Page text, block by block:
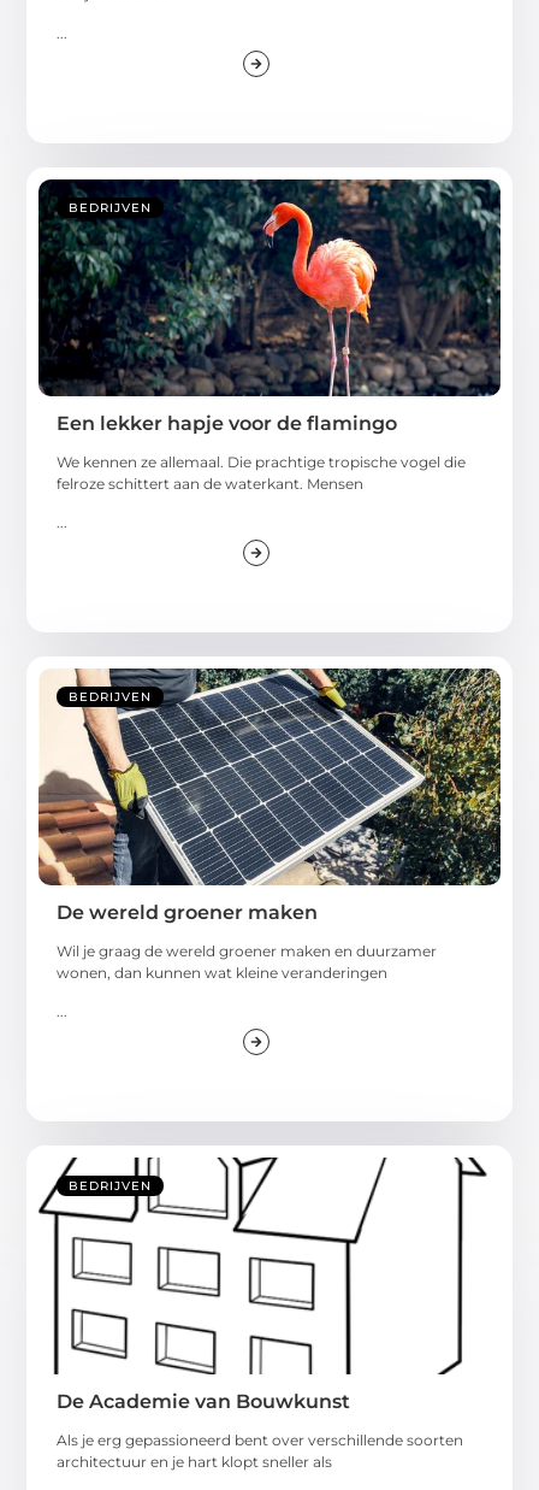
BEDRIJVEN
Een lekker hapje voor de flamingo
We kennen ze allemaal. Die prachtige tropische vogel die
felroze schittert aan de waterkant. Mensen
BEDRIJVEN
De wereld groener maken
Wil je graag de wereld groener maken en duurzamer
wonen, dan kunnen wat kleine veranderingen
...
BEDRIJVEN
De Academie van Bouwkunst
Als je erg gepassioneerd bent over verschillende soorten
architectuur en je hart klopt sneller als